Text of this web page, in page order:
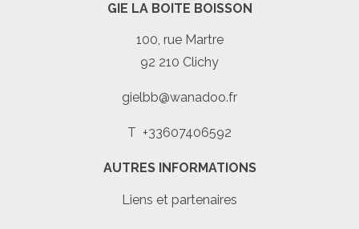
GIE LA BOITE BOISSON
100, rue Martre
92 210 Clichy
gielbb@wanadoo.fr
T +33607406592
AUTRES INFORMATIONS
Liens et partenaires